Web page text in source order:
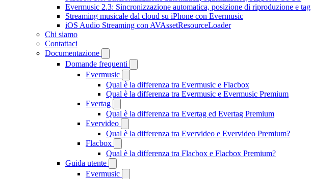
Evermusic 2.3: Sincronizzazione automatica, posizione di riproduzione e tag
Streaming musicale dal cloud su iPhone con Evermusic
iOS Audio Streaming con AVAssetResourceLoader
Chi siamo
Contattaci
Documentazione
Domande frequenti
Evermusic
Qual è la differenza tra Evermusic e Flacbox
Qual è la differenza tra Evermusic e Evermusic Premium
Evertag
Qual è la differenza tra Evertag ed Evertag Premium
Evervideo
Qual è la differenza tra Evervideo e Evervideo Premium?
Flacbox
Qual è la differenza tra Flacbox e Flacbox Premium?
Guida utente
Evermusic